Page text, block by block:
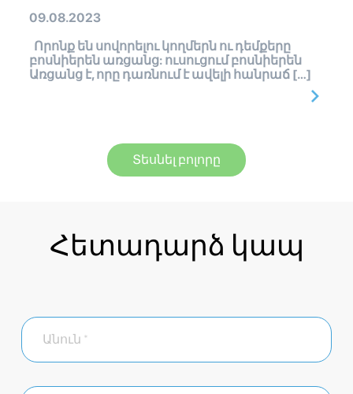
09.08.2023
Որոնք են սովորելու կողմերն ու դեմքերը
բոսնիերեն առցանց: ուսուցում բոսնիերեն
Առցանց է, որը դառնում է ավելի հանրաճ […]
Տեսնել բոլորը
Հետադարձ կապ